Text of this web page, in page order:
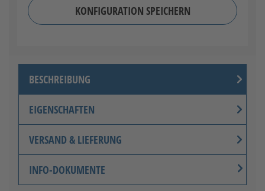
KONFIGURATION SPEICHERN
BESCHREIBUNG
EIGENSCHAFTEN
VERSAND & LIEFERUNG
INFO-DOKUMENTE